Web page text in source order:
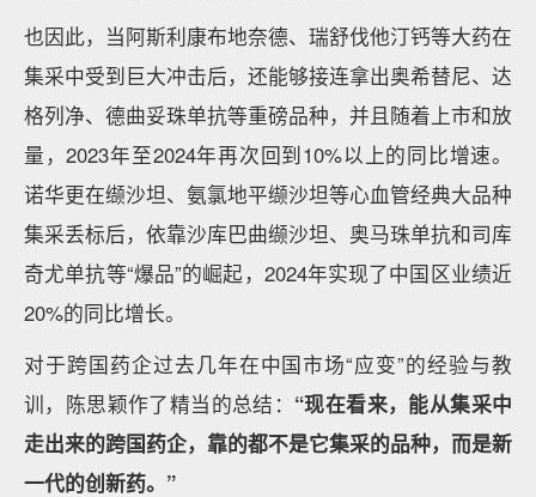
也因此，当阿斯利康布地奈德、瑞舒伐他汀钙等大药在
集采中受到巨大冲击后，还能够接连拿出奥希替尼、达
格列净、德曲妥珠单抗等重磅品种，并且随着上市和放
量，2023年至2024年再次回到10%以上的同比增速。
诺华更在缬沙坦、氨氯地平缬沙坦等心血管经典大品种
集采丢标后，依靠沙库巴曲缬沙坦、奥马珠单抗和司库
奇尤单抗等“爆品”的崛起，2024年实现了中国区业绩近
20%的同比增长。
对于跨国药企过去几年在中国市场“应变”的经验与教
训，陈思颖作了精当的总结： “现在看来，能从集采中
走出来的跨国药企，靠的都不是它集采的品种，而是新
一代的创新药。”